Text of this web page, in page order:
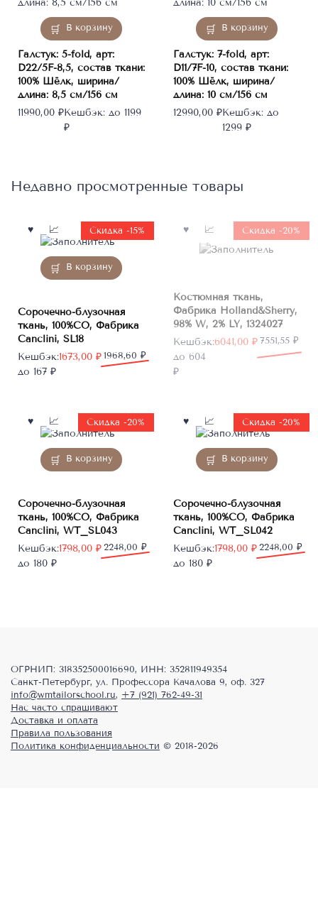
В корзину
Галстук: 5-fold, арт:
D22/5F-8,5, состав ткани:
100% Шёлк, ширина/
длина: 8,5 см/156 см
11990,00 ₽Кешбэк: до 1199
₽
В корзину
Галстук: 7-fold, арт:
D11/7F-10, состав ткани:
100% Шёлк, ширина/
длина: 10 см/156 см
12990,00 ₽Кешбэк: до
1299 ₽
Недавно просмотренные товары
В корзину
Скидка -15%
Сорочечно-блузочная
ткань, 100%CO, Фабрика
Canclini, SL18
1968,60 ₽
Первоначальная
цена
1673,00 ₽
Текущая
цена:
Кешбэк:
до 167 ₽
Нет в
наличииСкидка -20%
Костюмная ткань,
Фабрика Holland&Sherry,
98% W, 2% LY, 1324027
7551,55 ₽
Первоначальная
цена
составляла
6041,00 ₽
Текущая
цена:
6041,00 ₽.
Кешбэк:
до 604
₽
В корзину
Скидка -20%
Сорочечно-блузочная
ткань, 100%CO, Фабрика
Canclini, WT_SL043
2248,00 ₽
Первоначальная
цена
1798,00 ₽
Текущая
цена:
Кешбэк:
до 180 ₽
В корзину
Скидка -20%
Сорочечно-блузочная
ткань, 100%CO, Фабрика
Canclini, WT_SL042
2248,00 ₽
Первоначальная
цена
1798,00 ₽
Текущая
цена:
Кешбэк:
до 180 ₽
ОГРНИП: 318352500016690, ИНН: 352811949354
Санкт-Петербург, ул. Профессора Качалова 9, оф. 327
info@wmtailorschool.ru, +7 (921) 762-49-31
Нас часто спрашивают
Доставка и оплата
Правила пользования
Политика конфиденциальности © 2018-2026